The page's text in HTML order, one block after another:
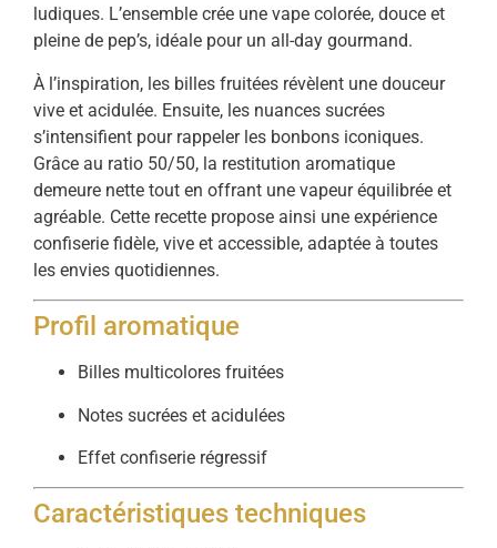
ludiques. L’ensemble crée une vape colorée, douce et
pleine de pep’s, idéale pour un all-day gourmand.
À l’inspiration, les billes fruitées révèlent une douceur
vive et acidulée. Ensuite, les nuances sucrées
s’intensifient pour rappeler les bonbons iconiques.
Grâce au ratio 50/50, la restitution aromatique
demeure nette tout en offrant une vapeur équilibrée et
agréable. Cette recette propose ainsi une expérience
confiserie fidèle, vive et accessible, adaptée à toutes
les envies quotidiennes.
Profil aromatique
Billes multicolores fruitées
Notes sucrées et acidulées
Effet confiserie régressif
Caractéristiques techniques